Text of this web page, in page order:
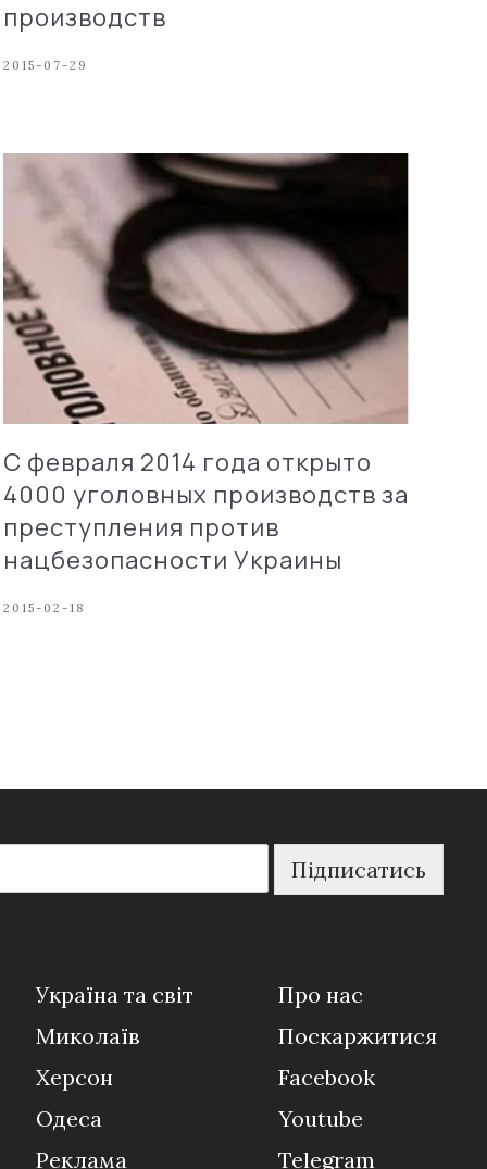
производств
2015-07-29
С февраля 2014 года открыто
4000 уголовных производств за
преступления против
нацбезопасности Украины
2015-02-18
Підписатись
Україна та світ
Миколаїв
Херсон
Одеса
Реклама
Про нас
Поскаржитися
Facebook
Youtube
Telegram